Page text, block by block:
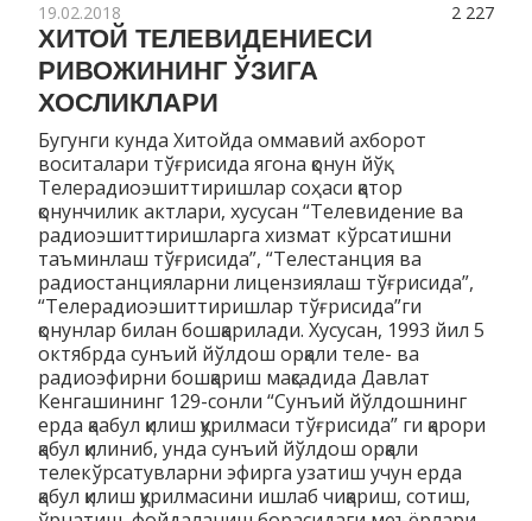
2 227
19.02.2018
ХИТОЙ ТЕЛЕВИДЕНИЕСИ
РИВОЖИНИНГ ЎЗИГА
ХОСЛИКЛАРИ
Бугунги кунда Хитойда оммавий ахборот
воситалари тўғрисида ягона қонун йўқ.
Телерадиоэшиттиришлар соҳаси қатор
қонунчилик актлари, хусусан “Телевидение ва
радиоэшиттиришларга хизмат кўрсатишни
таъминлаш тўғрисида”, “Телестанция ва
радиостанцияларни лицензиялаш тўғрисида”,
“Телерадиоэшиттиришлар тўғрисида”ги
қонунлар билан бошқарилади. Хусусан, 1993 йил 5
октябрда сунъий йўлдош орқали теле- ва
радиоэфирни бошқариш мақсадида Давлат
Кенгашининг 129-сонли “Сунъий йўлдошнинг
ерда қаабул қилиш қурилмаси тўғрисида” ги қарори
қабул қилиниб, унда сунъий йўлдош орқали
телекўрсатувларни эфирга узатиш учун ерда
қабул қилиш қурилмасини ишлаб чиқариш, сотиш,